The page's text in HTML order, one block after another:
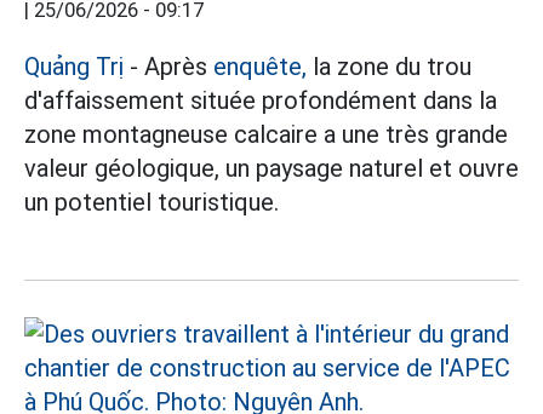
| 25/06/2026 - 09:17
Quảng Trị - Après enquête, la zone du trou
d'affaissement située profondément dans la
zone montagneuse calcaire a une très grande
valeur géologique, un paysage naturel et ouvre
un potentiel touristique.